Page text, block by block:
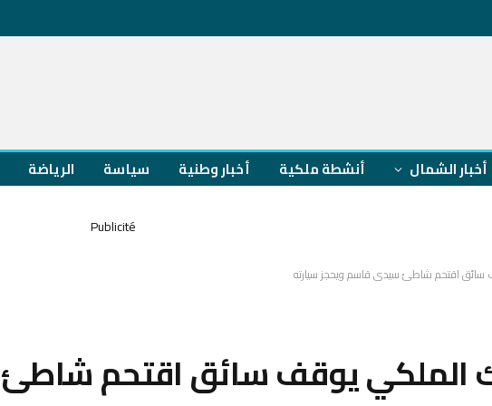
أخبار الشمال أنشطة ملكية أخبار وطنية سياسة الرياضة
سائق اقتحم شاطئ سيدي قاسم ويحجز سيارته
الملكي يوقف سائق اقتحم شاطئ